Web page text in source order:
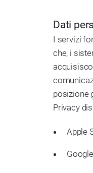
Dati
I servizi
che, i
posizione
Privacy
Apple